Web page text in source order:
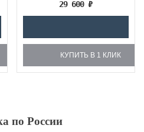
29 600₽
КУПИТЬ В 1 КЛИК
по России